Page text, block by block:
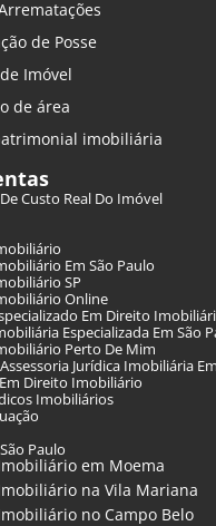
de Posse
Imóvel
de área
imobiliária
Custo Real Do Imóvel
Em São Paulo
SP
Online
Em Direito
Especializada Em São
Perto De Mim
Jurídica Imobiliária
Direito Imobiliário
Imobiliários
Paulo
em Moema
na Vila Mariana
no Campo Belo